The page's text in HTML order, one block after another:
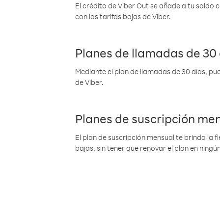
El crédito de Viber Out se añade a tu saldo
con las tarifas bajas de Viber.
Planes de llamadas de
Mediante el plan de llamadas de 30 días,
de Viber.
Planes de suscripción
El plan de suscripción mensual te brinda la
bajas, sin tener que renovar el plan en